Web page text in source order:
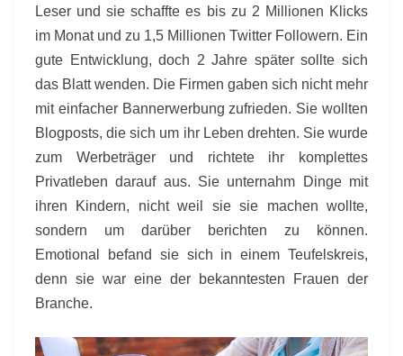
Leser und sie schaffte es bis zu 2 Millionen Klicks
im Monat und zu 1,5 Millionen Twitter Followern. Ein
gute Entwicklung, doch 2 Jahre später sollte sich
das Blatt wenden. Die Firmen gaben sich nicht mehr
mit einfacher Bannerwerbung zufrieden. Sie wollten
Blogposts, die sich um ihr Leben drehten. Sie wurde
zum Werbeträger und richtete ihr komplettes
Privatleben darauf aus. Sie unternahm Dinge mit
ihren Kindern, nicht weil sie sie machen wollte,
sondern um darüber berichten zu können.
Emotional befand sie sich in einem Teufelskreis,
denn sie war eine der bekanntesten Frauen der
Branche.